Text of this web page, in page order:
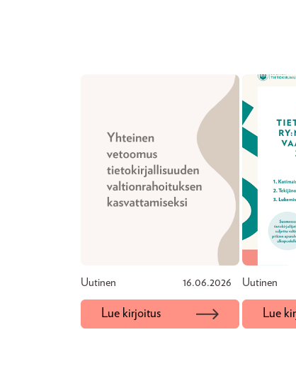
Uutinen 16.06.2026
Lue kirjoitus
Uutinen
Lue